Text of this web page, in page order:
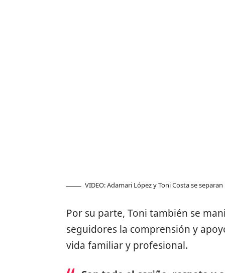
VIDEO: Adamari López y Toni Costa se
Por su parte, Toni también se
seguidores la comprensión y
vida familiar y profesional.